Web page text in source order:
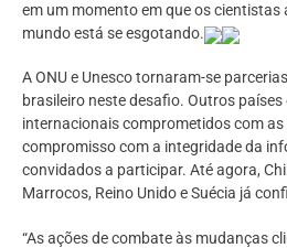
em um momento em que os cientistas
mundo está se esgotando.
A ONU e Unesco tornaram-se
brasileiro neste desafio. Outros
internacionais comprometidos com
compromisso com a integridade da
convidados a participar. Até agora,
Marrocos, Reino Unido e Suécia já
“As ações de combate às mudanças